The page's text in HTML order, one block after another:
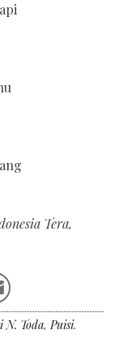
Tera,
N. Toda,Puisi.